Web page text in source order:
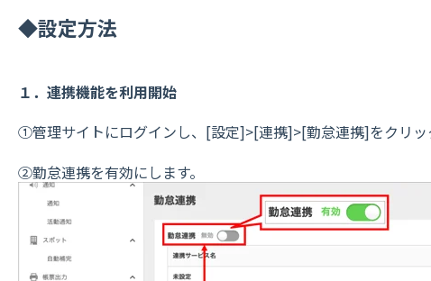
◆設定方法
１．連携機能を利用開始
①管理サイトにログインし、[設定]>[連携]>[勤怠連携]をクリッ
②勤怠連携を有効にします。